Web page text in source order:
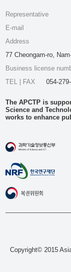
Representative
E-mail
Address
77 Cheongam-ro,
Business license
TEL | FAX
054-
The APCTP is
Science and
works to enhance
Copyright© 2015